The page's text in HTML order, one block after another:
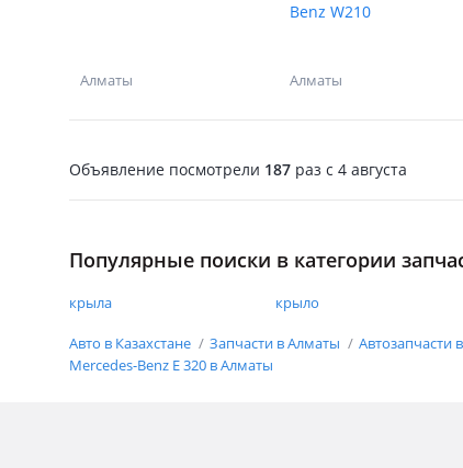
Алматы
Benz W210
Алматы
Объявление посмотрели 187 раз c 4 августа
Популярные поиски в категории
крыла крыло
Авто в Казахстане Запчасти в Алматы Автозапчасти
Mercedes-Benz E 320 в Алматы